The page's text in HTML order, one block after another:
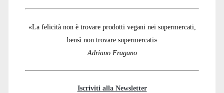
«La felicità non è trovare prodotti vegani nei supermercati,
bensì non trovare supermercati»
Adriano Fragano
Iscriviti alla Newsletter